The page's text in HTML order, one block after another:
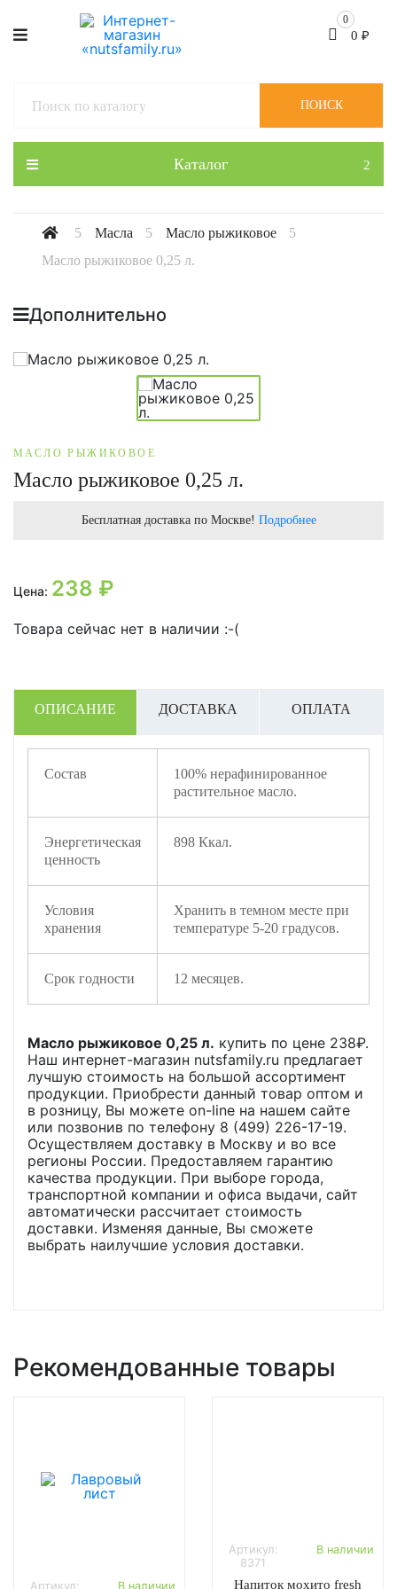
0
0 ₽
Каталог
ПОИСК
Масла
Масло рыжиковое
Масло рыжиковое 0,25 л.
Дополнительно
МАСЛО РЫЖИКОВОЕ
Масло рыжиковое 0,25 л.
Бесплатная доставка по Москве! Подробнее
Цена: 238 ₽
Товара сейчас нет в наличии :-(
ОПИСАНИЕ ДОСТАВКА ОПЛАТА
Состав
100% нерафинированное
растительное масло.
Энергетическая
ценность
898 Ккал.
Условия
хранения
Хранить в темном месте при
температуре 5-20 градусов.
Срок годности 12 месяцев.
Масло рыжиковое 0,25 л. купить по цене 238₽.
Наш интернет-магазин nutsfamily.ru предлагает
лучшую стоимость на большой ассортимент
продукции. Приобрести данный товар оптом и
в розницу, Вы можете on-line на нашем сайте
или позвонив по телефону 8 (499) 226-17-19.
Осуществляем доставку в Москву и во все
регионы России. Предоставляем гарантию
качества продукции. При выборе города,
транспортной компании и офиса выдачи, сайт
автоматически рассчитает стоимость
доставки. Изменяя данные, Вы сможете
выбрать наилучшие условия доставки.
Рекомендованные товары
Артикул: В наличии
Артикул:
8371
В наличии
Напиток мохито fresh